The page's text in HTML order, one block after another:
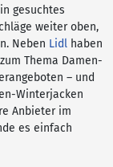
gesuchtes
weiter oben,
Neben Lidl haben
Thema Damen-
– und
Winterjacken
Anbieter im
es einfach